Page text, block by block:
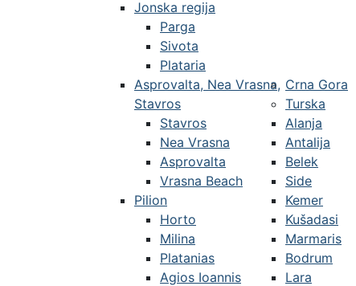
Jonska regija
Parga
Sivota
Plataria
Asprovalta, Nea Vrasna,
Stavros
Stavros
Nea Vrasna
Asprovalta
Vrasna Beach
Pilion
Horto
Milina
Platanias
Agios Ioannis
Crna Gora
Turska
Alanja
Antalija
Belek
Side
Kemer
Kušadasi
Marmaris
Bodrum
Lara